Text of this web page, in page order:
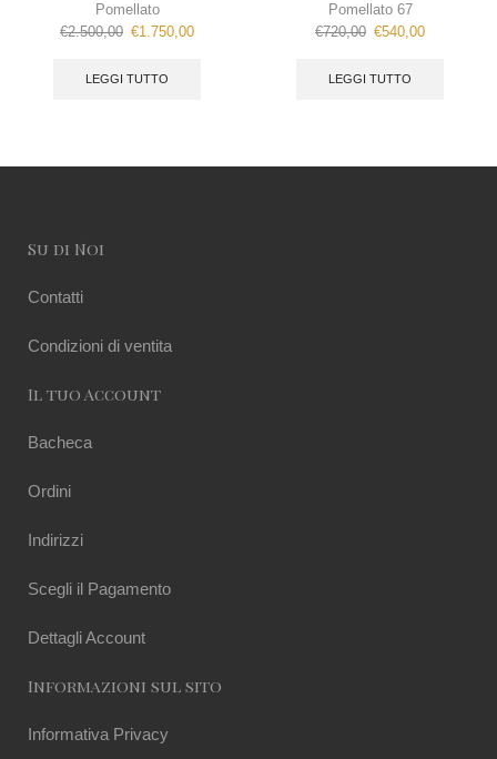
Pomellato
€2.500,00 €1.750,00
LEGGI TUTTO
Pomellato 67
€720,00 €540,00
LEGGI TUTTO
Su di Noi
Contatti
Condizioni di ventita
Il tuo Account
Bacheca
Ordini
Indirizzi
Scegli il Pagamento
Dettagli Account
Informazioni sul sito
Informativa Privacy